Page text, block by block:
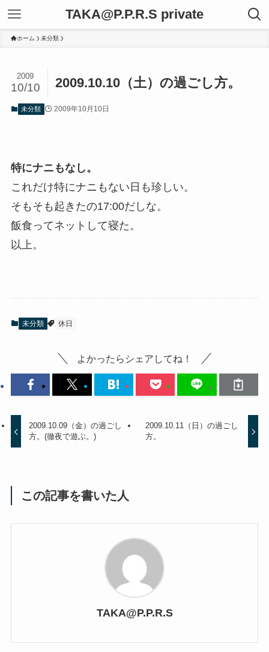
TAKA@P.P.R.S private
ホーム 未分類
2009.10.10（土）の過ごし方。
2009
10/10
未分類 2009年10月10日
特にナニもなし。
これだけ特にナニもない日も珍しい。
そもそも起きたの17:00だしな。
飯食ってネットして寝た。
以上。
未分類 休日
よかったらシェアしてね！
2009.10.09（金）の過ごし
方。(徹夜で遊ぶ。)
2009.10.11（日）の過ごし
方。
この記事を書いた人
TAKA@P.P.R.S